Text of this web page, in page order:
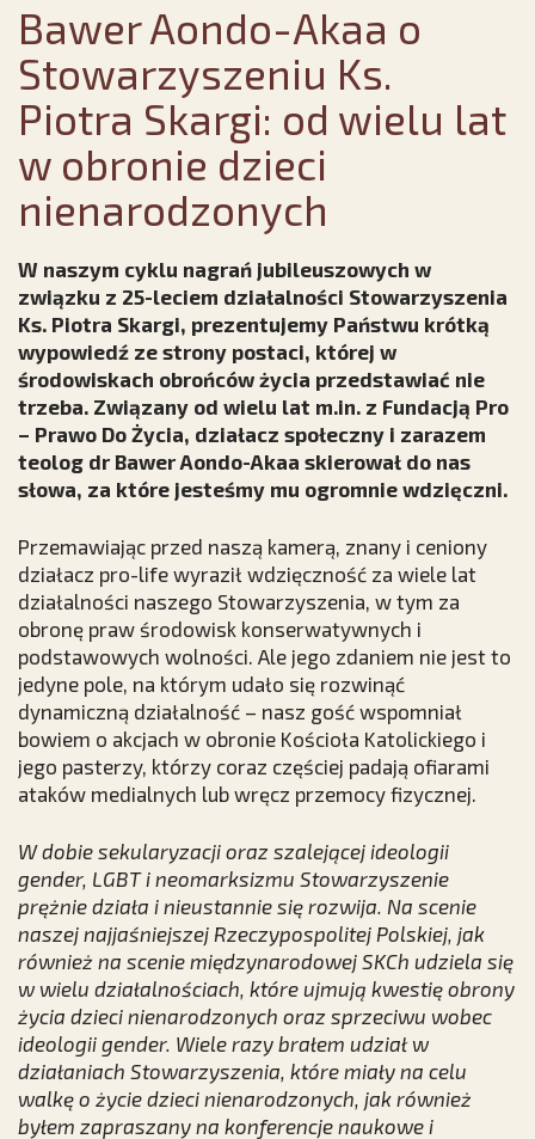
Bawer Aondo-Akaa o
Stowarzyszeniu Ks.
Piotra Skargi: od wielu lat
w obronie dzieci
nienarodzonych
W naszym cyklu nagrań jubileuszowych w
związku z 25-leciem działalności Stowarzyszenia
Ks. Piotra Skargi, prezentujemy Państwu krótką
wypowiedź ze strony postaci, której w
środowiskach obrońców życia przedstawiać nie
trzeba. Związany od wielu lat m.in. z Fundacją Pro
– Prawo Do Życia, działacz społeczny i zarazem
teolog dr Bawer Aondo-Akaa skierował do nas
słowa, za które jesteśmy mu ogromnie wdzięczni.
Przemawiając przed naszą kamerą, znany i ceniony
działacz pro-life wyraził wdzięczność za wiele lat
działalności naszego Stowarzyszenia, w tym za
obronę praw środowisk konserwatywnych i
podstawowych wolności. Ale jego zdaniem nie jest to
jedyne pole, na którym udało się rozwinąć
dynamiczną działalność – nasz gość wspomniał
bowiem o akcjach w obronie Kościoła Katolickiego i
jego pasterzy, którzy coraz częściej padają ofiarami
ataków medialnych lub wręcz przemocy fizycznej.
W dobie sekularyzacji oraz szalejącej ideologii
gender, LGBT i neomarksizmu Stowarzyszenie
prężnie działa i nieustannie się rozwija. Na scenie
naszej najjaśniejszej Rzeczypospolitej Polskiej, jak
również na scenie międzynarodowej SKCh udziela się
w wielu działalnościach, które ujmują kwestię obrony
życia dzieci nienarodzonych oraz sprzeciwu wobec
ideologii gender. Wiele razy brałem udział w
działaniach Stowarzyszenia, które miały na celu
walkę o życie dzieci nienarodzonych, jak również
byłem zapraszany na konferencje naukowe i